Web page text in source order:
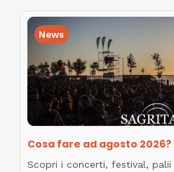
News
Cosa fare ad agosto 2026?
Scopri i concerti, festival, palii